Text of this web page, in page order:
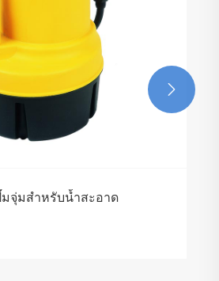
มจุ่มสำหรับน้ำสะอาด
